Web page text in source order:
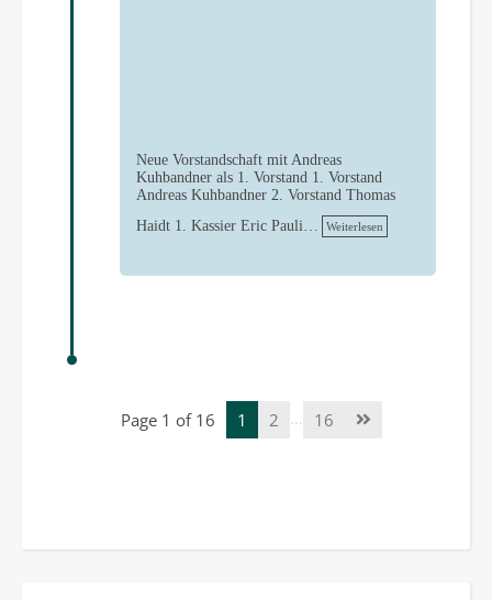
Neue Vorstandschaft mit Andreas
Kuhbandner als 1. Vorstand 1. Vorstand
Andreas Kuhbandner 2. Vorstand Thomas
Haidt 1. Kassier Eric Pauli…
Weiterlesen
Page 1 of 16 1 2 … 16